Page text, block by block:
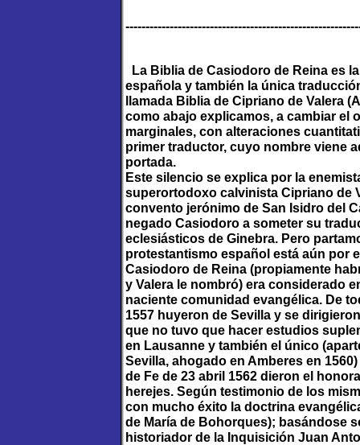
La Biblia de Casiodoro de Reina es
española y también la única
llamada Biblia de Cipriano de Valera
como abajo explicamos, a cambiar el
marginales, con alteraciones
primer traductor, cuyo nombre viene
portada.
Este silencio se explica por la
superortodoxo calvinista Cipriano de
convento jerónimo de San Isidro del
negado Casiodoro a someter su
eclesiásticos de Ginebra. Pero
protestantismo español está aún por
Casiodoro de Reina (propiamente
y Valera le nombró) era considerado
naciente comunidad evangélica. De
1557 huyeron de Sevilla y se
que no tuvo que hacer estudios
en Lausanne y también el único
Sevilla, ahogado en Amberes en
de Fe de 23 abril 1562 dieron el
herejes. Según testimonio de los
con mucho éxito la doctrina
de María de Bohorques); basándose
historiador de la Inquisición Juan